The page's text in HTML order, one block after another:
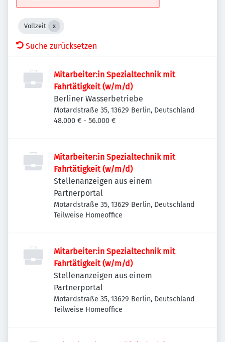
Vollzeit
Suche zurücksetzen
Mitarbeiter:in Spezialtechnik mit
Fahrtätigkeit (w/m/d)
Berliner Wasserbetriebe
Motardstraße 35, 13629 Berlin, Deutschland
48.000 € - 56.000 €
Mitarbeiter:in Spezialtechnik mit
Fahrtätigkeit (w/m/d)
Stellenanzeigen aus einem
Partnerportal
Motardstraße 35, 13629 Berlin, Deutschland
Teilweise Homeoffice
Mitarbeiter:in Spezialtechnik mit
Fahrtätigkeit (w/m/d)
Stellenanzeigen aus einem
Partnerportal
Motardstraße 35, 13629 Berlin, Deutschland
Teilweise Homeoffice